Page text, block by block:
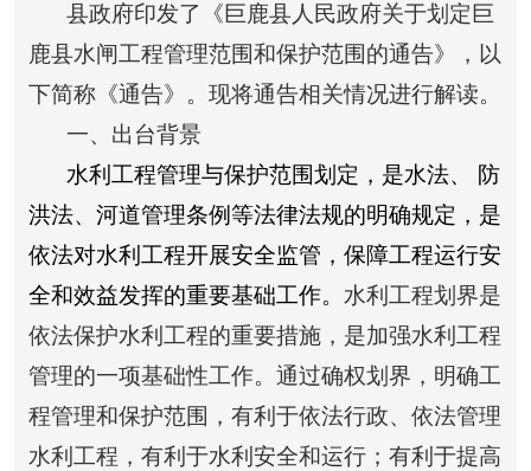
县政府印发了《巨鹿县人民政府关于划定巨
鹿县水闸工程管理范围和保护范围的通告》，以
下简称《通告》。现将通告相关情况进行解读。
一、出台背景
水利工程管理与保护范围划定，是水法、
防
洪法、河道管理条例等法律法规的明确规定，是
依法对水利工程开展安全监管，保障工程运行安
全和效益发挥的重要基础工作。 水利工程划界是
依法保护水利工程的重要措施，是加强水利工程
管理的一项基础性工作。通过确权划界，明确工
程管理和保护范围，有利于依法行政、依法管理
水利工程，有利于水利安全和运行；有利于提高